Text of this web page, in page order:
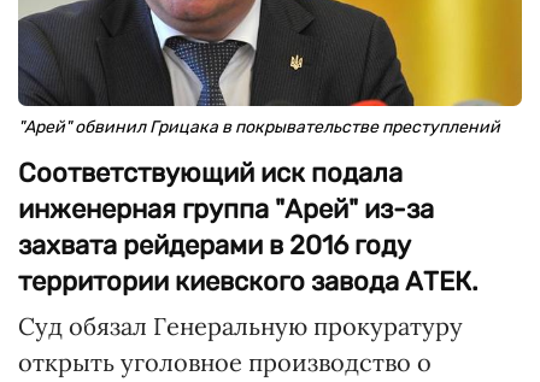
"Арей" обвинил Грицака в покрывательстве преступлений
Соответствующий иск подала
инженерная группа "Арей" из-за
захвата рейдерами в 2016 году
территории киевского завода АТЕК.
Суд обязал Генеральную прокуратуру
открыть уголовное производство о